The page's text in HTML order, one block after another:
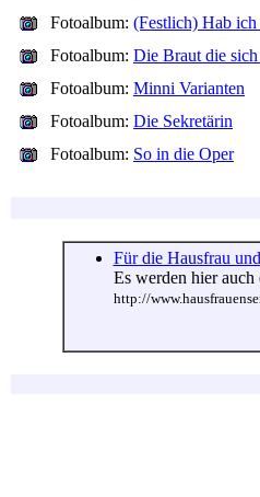
Fotoalbum: (Festlich) Hab ich
Fotoalbum: Die Braut die
Fotoalbum: Minni Varianten
Fotoalbum: Die Sekretärin
Fotoalbum: So in die Oper
Für die Hausfrau
Es werden hier auch
http://